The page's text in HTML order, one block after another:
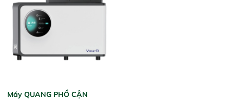
nghiệp.
Máy QUANG PHỔ CẬN